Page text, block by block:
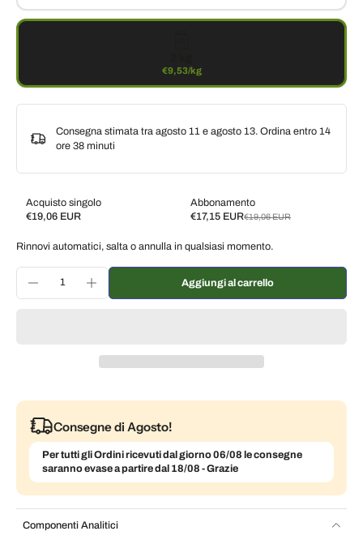
€9,53/kg
Consegna stimata tra agosto 11 e agosto 13. Ordina entro 14
ore 38 minuti
Acquisto singolo
€19,06 EUR
Abbonamento
€17,15 EUR€19,06 EUR
Subscribe and save
Consegna ogni 3 settimane, 7% di sconto
Consegna ogni mese, 5% di sconto
€18,11 EUR
Rinnovi automatici, salta o annulla in qualsiasi momento.
Aggiungi al carrello
Consegne di Agosto!
Per tutti gli Ordini ricevuti dal giorno 06/08 le consegne
saranno evase a partire dal 18/08 - Grazie
Componenti Analitici